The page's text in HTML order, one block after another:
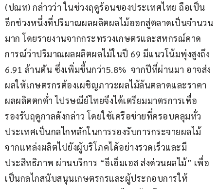
(ปณท) กล่าวว่า ในช่วงฤดูร้อนของประเทศไทย ถือเป็น
อีกช่วงหนึ่งที่ปริมาณผลผลิตผลไม้ออกสู่ตลาดเป็นจำนวน
มาก โดยรายงานจากกระทรวงเกษตรและสหกรณ์คาด
การณ์ว่าปริมาณผลผลิตผลไม้ในปี 69 มีแนวโน้มพุ่งสูงถึง
6.91 ล้านตัน ซึ่งเพิ่มขึ้นกว่า5.8%  จากปีที่ผ่านมา อาจส่ง
ผลให้เกษตรกรต้องเผชิญภาวะผลไม้ล้นตลาดและราคา
ผลผลิตตกต่ำ ไปรษณีย์ไทยจึงได้เตรียมมาตรการเพื่อ
รองรับฤดูกาลดังกล่าว โดยใช้เครือข่ายที่ครอบคลุมทั่ว
ประเทศเป็นกลไกหลักในการรองรับการกระจายผลไม้
จากแหล่งผลิตไปยังผู้บริโภคได้อย่างรวดเร็วและมี
ประสิทธิภาพ ผ่านบริการ “อีเอ็มเอส ส่งด่วนผลไม้” เพื่อ
เป็นกลไกสนับสนุนเกษตรกรและผู้ประกอบการให้